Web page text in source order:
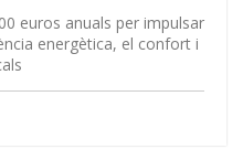
euros anuals per impulsar
energètica, el confort i